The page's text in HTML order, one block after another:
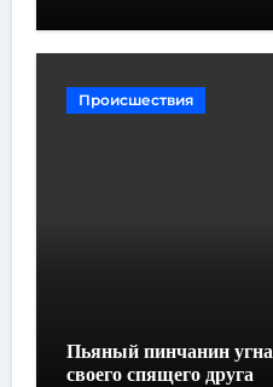
Происшествия
Пьяный пинчанин
своего спящего друга